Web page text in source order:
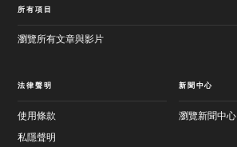
所有項目
瀏覽所有文章與影片
法律聲明
使用條款
私隱聲明
新聞中心
瀏覽新聞中心